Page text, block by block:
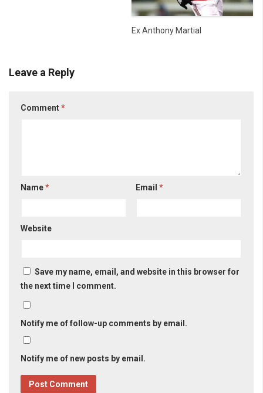
Ex Anthony Martial
Leave a Reply
Comment*
Name* Email*
Website
Save my name, email, and website in this browser for
the next time I comment.
Notify me of follow-up comments by email.
Notify me of new posts by email.